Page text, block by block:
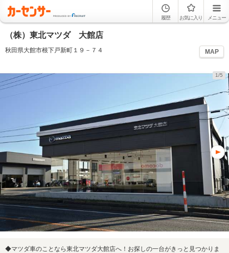
履歴 お気に入り メニュー
（株）東北マツダ 大館店
秋田県大館市根下戸新町１９－７４ MAP
1/5
◆マツダ車のことなら東北マツダ大館店へ！お探しの一台がきっと見つかりま